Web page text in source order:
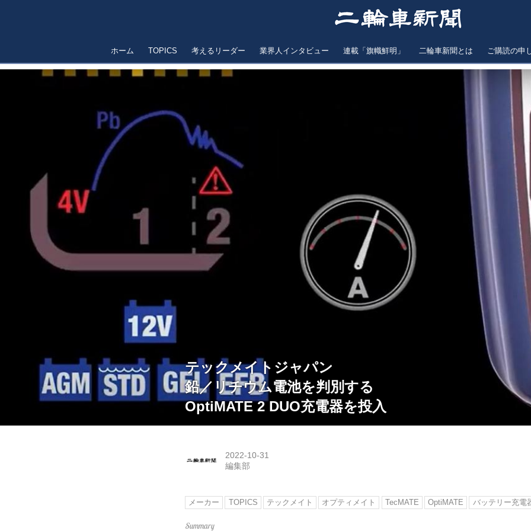
ホーム TOPICS 考えるリーダー 業界人インタビュー 連載「旗幟鮮明」 二輪車新聞とは ご購読の申
テックメイトジャパン
鉛／リチウム電池を判別する
OptiMATE 2 DUO充電器を投入
2022-10-31
編集部
メーカー TOPICS テックメイト オプティメイト TecMATE OptiMATE バッテリー充電